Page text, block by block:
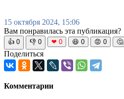
15 октября 2024, 15:06
Вам понравилась эта публикация?
👍 0 👎 0 ❤ 0 😆 0 😡 0 🤔
Поделиться
Комментарии